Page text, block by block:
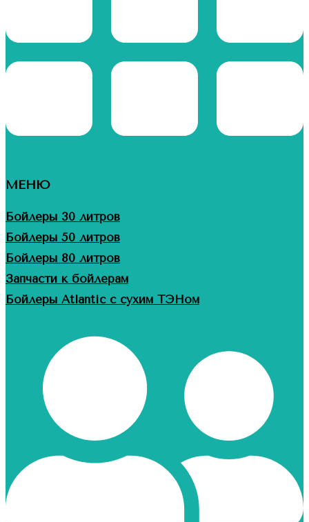
МЕНЮ
Бойлеры 30 литров
Бойлеры 50 литров
Бойлеры 80 литров
Запчасти к бойлерам
Бойлеры Atlantic с сухим ТЭНом